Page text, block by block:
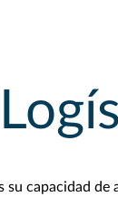
su capacidad